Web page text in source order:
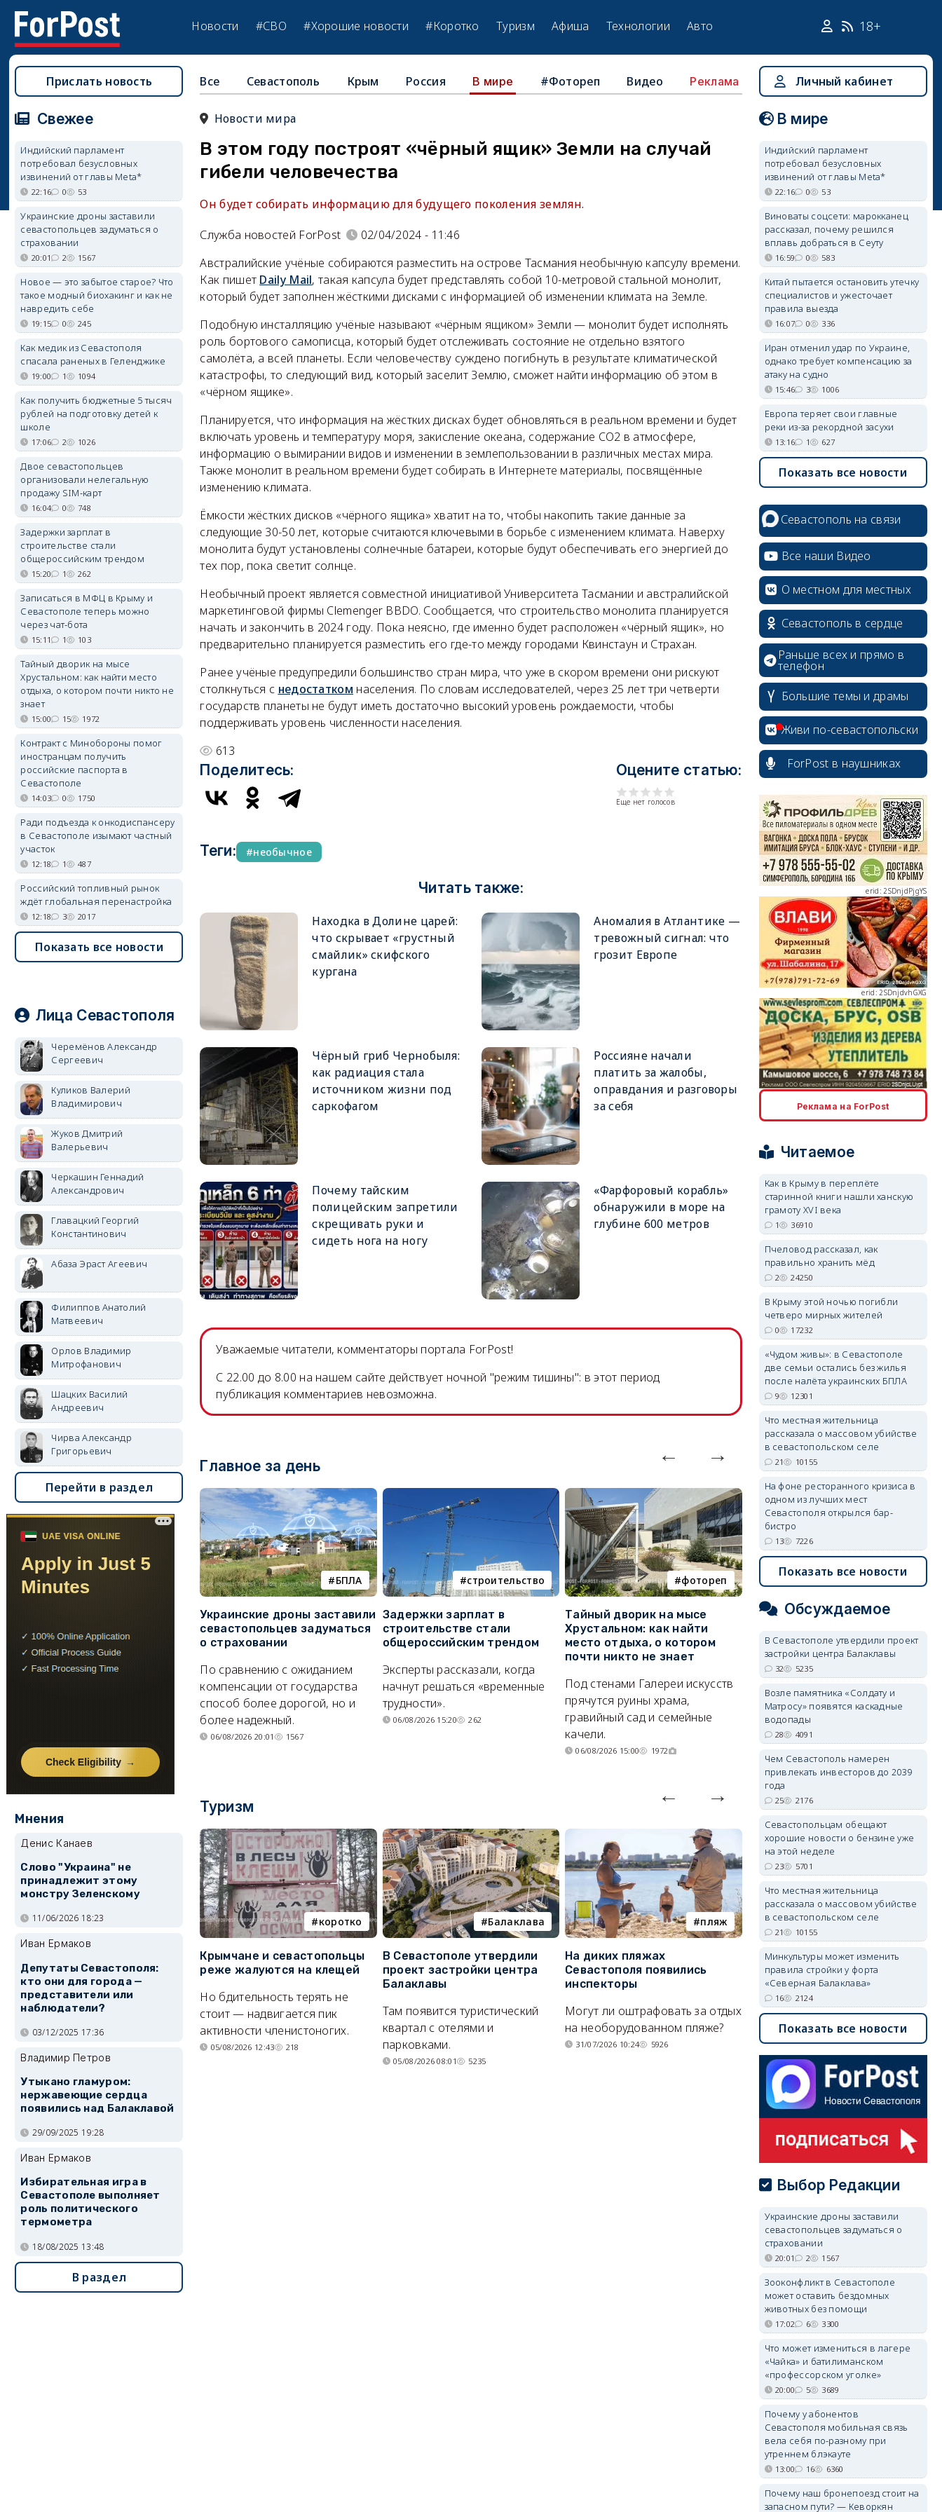
Новости #СВО #Хорошие новости #Коротко Туризм Афиша Технологии Авто 18+
Все Севастополь Крым Россия В мире #Фотореп Видео Реклама
Новости мира
В этом году построят «чёрный ящик» Земли на случай
гибели человечества
Он будет собирать информацию для будущего поколения землян.
Служба новостей ForPost
02/04/2024 - 11:46
Австралийские учёные собираются разместить на острове Тасмания необычную капсулу времени.
Как пишет Daily Mail, такая капсула будет представлять собой 10-метровой стальной монолит,
который будет заполнен жёсткими дисками с информацией об изменении климата на Земле.
Подобную инсталляцию учёные называют «чёрным ящиком» Земли — монолит будет исполнять
роль бортового самописца, который будет отслеживать состояние не отдельно взятого
самолёта, а всей планеты. Если человечеству суждено погибнуть в результате климатической
катастрофы, то следующий вид, который заселит Землю, сможет найти информацию об этом в
«чёрном ящике».
Планируется, что информация на жёстких дисках будет обновляться в реальном времени и будет
включать уровень и температуру моря, закисление океана, содержание CO2 в атмосфере,
информацию о вымирании видов и изменении в землепользовании в различных местах мира.
Также монолит в реальном времени будет собирать в Интернете материалы, посвящённые
изменению климата.
Ёмкости жёстких дисков «чёрного ящика» хватит на то, чтобы накопить такие данные за
следующие 30-50 лет, которые считаются ключевыми в борьбе с изменением климата. Наверху
монолита будут установлены солнечные батареи, которые будут обеспечивать его энергией до
тех пор, пока светит солнце.
Необычный проект является совместной инициативой Университета Тасмании и австралийской
маркетинговой фирмы Clemenger BBDO. Сообщается, что строительство монолита планируется
начать и закончить в 2024 году. Пока неясно, где именно будет расположен «чёрный ящик», но
предварительно планируется разместить его где-то между городами Квинстаун и Страхан.
Ранее учёные предупредили большинство стран мира, что уже в скором времени они рискуют
столкнуться с недостатком населения. По словам исследователей, через 25 лет три четверти
государств планеты не будут иметь достаточно высокий уровень рождаемости, чтобы
поддерживать уровень численности населения.
613
Поделитесь: Оцените статью:
Еще нет голосов
Теги: необычное
Читать также:
Находка в Долине царей:
что скрывает «грустный
смайлик» скифского
кургана
Аномалия в Атлантике —
тревожный сигнал: что
грозит Европе
Чёрный гриб Чернобыля:
как радиация стала
источником жизни под
саркофагом
Россияне начали
платить за жалобы,
оправдания и разговоры
за себя
Почему тайским
полицейским запретили
скрещивать руки и
сидеть нога на ногу
«Фарфоровый корабль»
обнаружили в море на
глубине 600 метров
Уважаемые читатели, комментаторы портала ForPost!
C 22.00 до 8.00 на нашем сайте действует ночной "режим тишины": в этот период
публикация комментариев невозможна.
Главное за день
БПЛА
Украинские дроны заставили
севастопольцев задуматься
о страховании
По сравнению с ожиданием
компенсации от государства
способ более дорогой, но и
более надежный.
06/08/2026 20:01 1567
строительство
Задержки зарплат в
строительстве стали
общероссийским трендом
Эксперты рассказали, когда
начнут решаться «временные
трудности».
06/08/2026 15:20 262
фотореп
Тайный дворик на мысе
Хрустальном: как найти
место отдыха, о котором
почти никто не знает
Под стенами Галереи искусств
прячутся руины храма,
гравийный сад и семейные
качели.
06/08/2026 15:00 1972
Где в Севастополе можно
месяц
А где — несоизмеримо меньше.
Туризм
коротко
Крымчане и севастопольцы
реже жалуются на клещей
Но бдительность терять не
стоит — надвигается пик
активности членистоногих.
05/08/2026 12:43 218
Балаклава
В Севастополе утвердили
проект застройки центра
Балаклавы
Там появится туристический
квартал с отелями и
парковками.
05/08/2026 08:01 5235
пляж
На диких пляжах
Севастополя появились
инспекторы
Могут ли оштрафовать за отдых
на необорудованном пляже?
31/07/2026 10:24 5926
туризм
Двух москвичей на
сапбордах унесло от берега
Крыма на километр в море
Спасатели благополучно
вернули туристов обратно на
сушу.
29/07/2026 17:03
Прислать новость
Свежее
Индийский парламент
потребовал безусловных
извинений от главы Meta*
22:16 0 53
Украинские дроны заставили
севастопольцев задуматься о
страховании
20:01 2 1567
Новое — это забытое старое? Что
такое модный биохакинг и как не
навредить себе
19:15 0 245
Как медик из Севастополя
спасала раненых в Геленджике
19:00 1 1094
Как получить бюджетные 5 тысяч
рублей на подготовку детей к
школе
17:06 2 1026
Двое севастопольцев
организовали нелегальную
продажу SIM-карт
16:04 0 748
Задержки зарплат в
строительстве стали
общероссийским трендом
15:20 1 262
Записаться в МФЦ в Крыму и
Севастополе теперь можно
через чат-бота
15:11 1 103
Тайный дворик на мысе
Хрустальном: как найти место
отдыха, о котором почти никто не
знает
15:00 15 1972
Контракт с Минобороны помог
иностранцам получить
российские паспорта в
Севастополе
14:03 0 1750
Ради подъезда к онкодиспансеру
в Севастополе изымают частный
участок
12:18 1 487
Российский топливный рынок
ждёт глобальная перенастройка
12:18 3 2017
Показать все новости
Лица Севастополя
Черемёнов Александр
Сергеевич
Куликов Валерий
Владимирович
Жуков Дмитрий
Валерьевич
Черкашин Геннадий
Александрович
Главацкий Георгий
Константинович
Абаза Эраст Агеевич
Филиппов Анатолий
Матвеевич
Орлов Владимир
Митрофанович
Шацких Василий
Андреевич
Чирва Александр
Григорьевич
Перейти в раздел
Мнения
Денис Канаев
Слово "Украина" не
принадлежит этому
монстру Зеленскому
11/06/2026 18:23
Иван Ермаков
Депутаты Севастополя:
кто они для города —
представители или
наблюдатели?
03/12/2025 17:36
Владимир Петров
Утыкано гламуром:
нержавеющие сердца
появились над Балаклавой
29/09/2025 19:28
Иван Ермаков
Избирательная игра в
Севастополе выполняет
роль политического
термометра
18/08/2025 13:48
В раздел
Личный кабинет
В мире
Индийский парламент
потребовал безусловных
извинений от главы Meta*
22:16 0 53
Виноваты соцсети: марокканец
рассказал, почему решился
вплавь добраться в Сеуту
16:59 0 583
Китай пытается остановить утечку
специалистов и ужесточает
правила выезда
16:07 0 336
Иран отменил удар по Украине,
однако требует компенсацию за
атаку на судно
15:46 3 1006
Европа теряет свои главные
реки из-за рекордной засухи
13:16 1 627
Показать все новости
Севастополь на связи
Все наши Видео
О местном для местных
Севастополь в сердце
Раньше всех и прямо в
телефон
Большие темы и драмы
Живи по-севастопольски
ForPost в наушниках
erid: 2SDnjdPjgYS
erid: 2SDnjdvhGXG
erid: 2SDnjcLUypt
erid: 2SDnjcrDNw6
erid: 2SDnjdPjgYS
Реклама на ForPost
Читаемое
Как в Крыму в переплёте
старинной книги нашли ханскую
грамоту XVI века
1 36910
Пчеловод рассказал, как
правильно хранить мёд
2 24250
В Крыму этой ночью погибли
четверо мирных жителей
0 17232
«Чудом живы»: в Севастополе
две семьи остались без жилья
после налёта украинских БПЛА
9 12301
Что местная жительница
рассказала о массовом убийстве
в севастопольском селе
21 10155
На фоне ресторанного кризиса в
одном из лучших мест
Севастополя открылся бар-
бистро
13 7226
Показать все новости
Обсуждаемое
В Севастополе утвердили проект
застройки центра Балаклавы
32 5235
Возле памятника «Солдату и
Матросу» появятся каскадные
водопады
28 4091
Чем Севастополь намерен
привлекать инвесторов до 2039
года
25 2176
Севастопольцам обещают
хорошие новости о бензине уже
на этой неделе
23 5701
Что местная жительница
рассказала о массовом убийстве
в севастопольском селе
21 10155
Минкультуры может изменить
правила стройки у форта
«Северная Балаклава»
16 2124
Показать все новости
Выбор Редакции
Украинские дроны заставили
севастопольцев задуматься о
страховании
20:01 2 1567
Зооконфликт в Севастополе
может оставить бездомных
животных без помощи
17:02 6 3300
Что может измениться в лагере
«Чайка» и батилиманском
«профессорском уголке»
20:00 5 3689
Почему у абонентов
Севастополя мобильная связь
вела себя по-разному при
утреннем блэкауте
13:00 16 6360
Почему наш бронепоезд стоит на
запасном пути? — Кеворкян